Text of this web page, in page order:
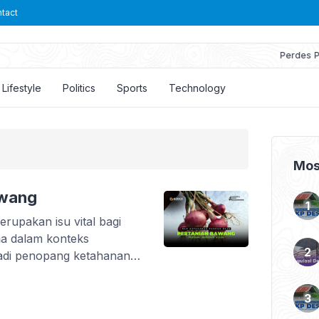
Lifestyle Politics Sports Technology
isu vital bagi
dalam konteks
penopang ketahanan
pangan bukan saja
juga
dan